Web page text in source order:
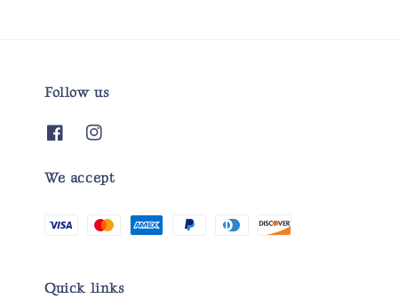
Follow us
We accept
Quick links